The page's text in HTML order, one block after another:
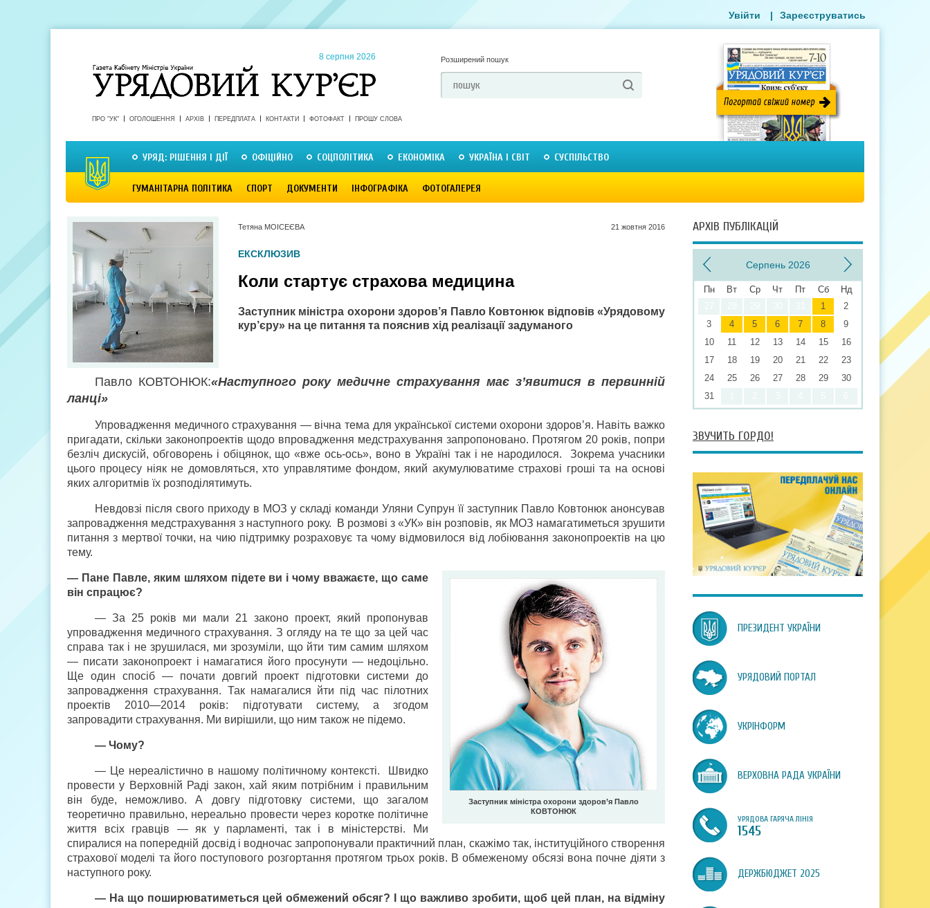
8 серпня 2026 Розширений пошук
ПРО "УК" ОГОЛОШЕННЯ АРХІВ ПЕРЕДПЛАТА КОНТАКТИ ФОТОФАКТ ПРОШУ СЛОВА
УРЯД: РІШЕННЯ І ДІЇ ОФІЦІЙНО СОЦПОЛІТИКА ЕКОНОМІКА УКРАЇНА І СВІТ СУСПІЛЬСТВО
ГУМАНІТАРНА ПОЛІТИКА СПОРТ ДОКУМЕНТИ ІНФОГРАФІКА ФОТОГАЛЕРЕЯ
Увійти | Зареєструватись
Тетяна МОІСЕЄВА 21 жовтня 2016
ЕКСКЛЮЗИВ
Коли стартує страхова медицина
Заступник міністра охорони здоров’я Павло Ковтонюк відповів «Урядовому
кур’єру» на це питання та пояснив хід реалізації задуманого
Павло КОВТОНЮК:«Наступного року медичне страхування має з’явитися в первинній
ланці»
Упровадження медичного страхування — вічна тема для української системи охорони здоров’я. Навіть важко
пригадати, скільки законопроектів щодо впровадження медстрахування запропоновано. Протягом 20 років, попри
безліч дискусій, обговорень і обіцянок, що «вже ось-ось», воно в Україні так і не народилося. Зокрема учасники
цього процесу ніяк не домовляться, хто управлятиме фондом, який акумулюватиме страхові гроші та на основі
яких алгоритмів їх розподілятимуть.
Невдовзі після свого приходу в МОЗ у складі команди Уляни Супрун її заступник Павло Ковтонюк анонсував
запровадження медстрахування з наступного року. В розмові з «УК» він розповів, як МОЗ намагатиметься зрушити
питання з мертвої точки, на чию підтримку розраховує та чому відмовилося від лобіювання законопроектів на цю
тему.
Заступник міністра охорони здоров’я Павло
КОВТОНЮК
— Пане Павле, яким шляхом підете ви і чому вважаєте, що саме
він спрацює?
— За 25 років ми мали 21 законо проект, який пропонував
упровадження медичного страхування. З огляду на те що за цей час
справа так і не зрушилася, ми зрозуміли, що йти тим самим шляхом
— писати законопроект і намагатися його просунути — недоцільно.
Ще один спосіб — почати довгий проект підготовки системи до
запровадження страхування. Так намагалися йти під час пілотних
проектів 2010—2014 років: підготувати систему, а згодом
запровадити страхування. Ми вирішили, що ним також не підемо.
— Чому?
— Це нереалістично в нашому політичному контексті. Швидко
провести у Верховній Раді закон, хай яким потрібним і правильним
він буде, неможливо. А довгу підготовку системи, що загалом
теоретично правильно, нереально провести через коротке політичне
життя всіх гравців — як у парламенті, так і в міністерстві. Ми
спиралися на попередній досвід і водночас запропонували практичний план, скажімо так, інституційного створення
страхової моделі та його поступового розгортання протягом трьох років. В обмеженому обсязі вона почне діяти з
наступного року.
— На що поширюватиметься цей обмежений обсяг? І що важливо зробити, щоб цей план, на відміну
АРХІВ ПУБЛІКАЦІЙ
Серпень 2026
Пн Вт Ср Чт Пт Сб
Нд
1
2
3
4 5 6 7 8
9
10
11 12 13 14 15
16
17
18 19 20 21 22
23
24
25 26 27 28 29
30
31
ЗВУЧИТЬ ГОРДО!
ПРЕЗИДЕНТ УКРАЇНИ
УРЯДОВИЙ ПОРТАЛ
УКРІНФОРМ
ВЕРХОВНА РАДА УКРАЇНИ
УРЯДОВА ГАРЯЧА ЛІНІЯ
1545
ДЕРЖБЮДЖЕТ 2025